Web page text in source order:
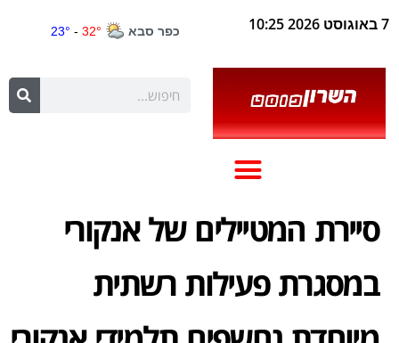
7 באוגוסט 2026 10:25
סיירת המטיילים של אנקורי
במסגרת פעילות רשתית